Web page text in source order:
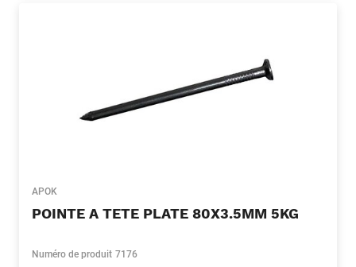
APOK
POINTE A TETE PLATE 80X3.5MM 5KG
Numéro de produit 7176